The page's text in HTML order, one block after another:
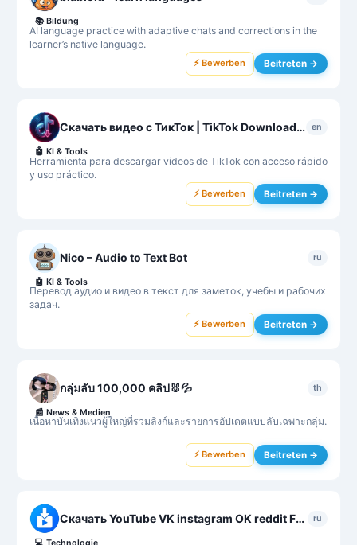
AI language practice with adaptive chats and corrections in the
learner’s native language.
📚 Bildung
⚡ Bewerben Beitreten →
Скачать видео с ТикТок | TikTok Downloader en
Herramienta para descargar videos de TikTok con acceso rápido
y uso práctico.
🤖 KI & Tools
⚡ Bewerben Beitreten →
Nico – Audio to Text Bot ru
Перевод аудио и видео в текст для заметок, учебы и рабочих
задач.
🤖 KI & Tools
⚡ Bewerben Beitreten →
กลุ่มลับ 100,000 คลิป🐰💦 th
เนื้อหาบันเทิงแนวผู้ใหญ่ที่รวมลิงก์และรายการอัปเดตแบบลับเฉพาะกลุ่ม.
📰 News & Medien
⚡ Bewerben Beitreten →
Скачать YouTube VK instagram OK reddit Fwap Video Saver Bot ru
💻 Technologie